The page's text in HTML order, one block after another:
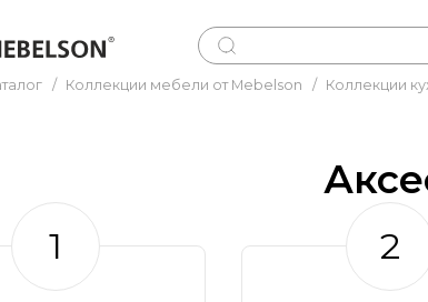
/ Коллекции мебели от Mebelson / Коллекции
1 2